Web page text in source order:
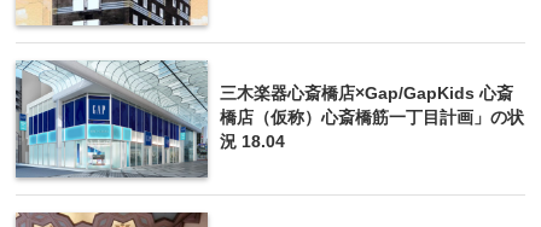
三木楽器心斎橋店×Gap/GapKids 心斎
橋店（仮称）心斎橋筋一丁目計画」の状
況 18.04